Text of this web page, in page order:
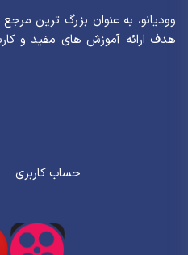
وودیانو، به عنوان بزرگ ترین
هدف ارائه آموزش های مفید و
حساب کاربری